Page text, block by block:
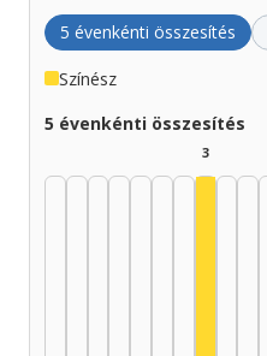
5 évenkénti összesítés
Színész
5 évenkénti összesítés
3